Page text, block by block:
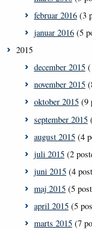
februar 2016(3
januar 2016(5
2015
december 2015
november 2015
oktober 2015(9
september 2015
august 2015(4
juli 2015(2
juni 2015(4
maj 2015(5
april 2015(5
marts 2015(7